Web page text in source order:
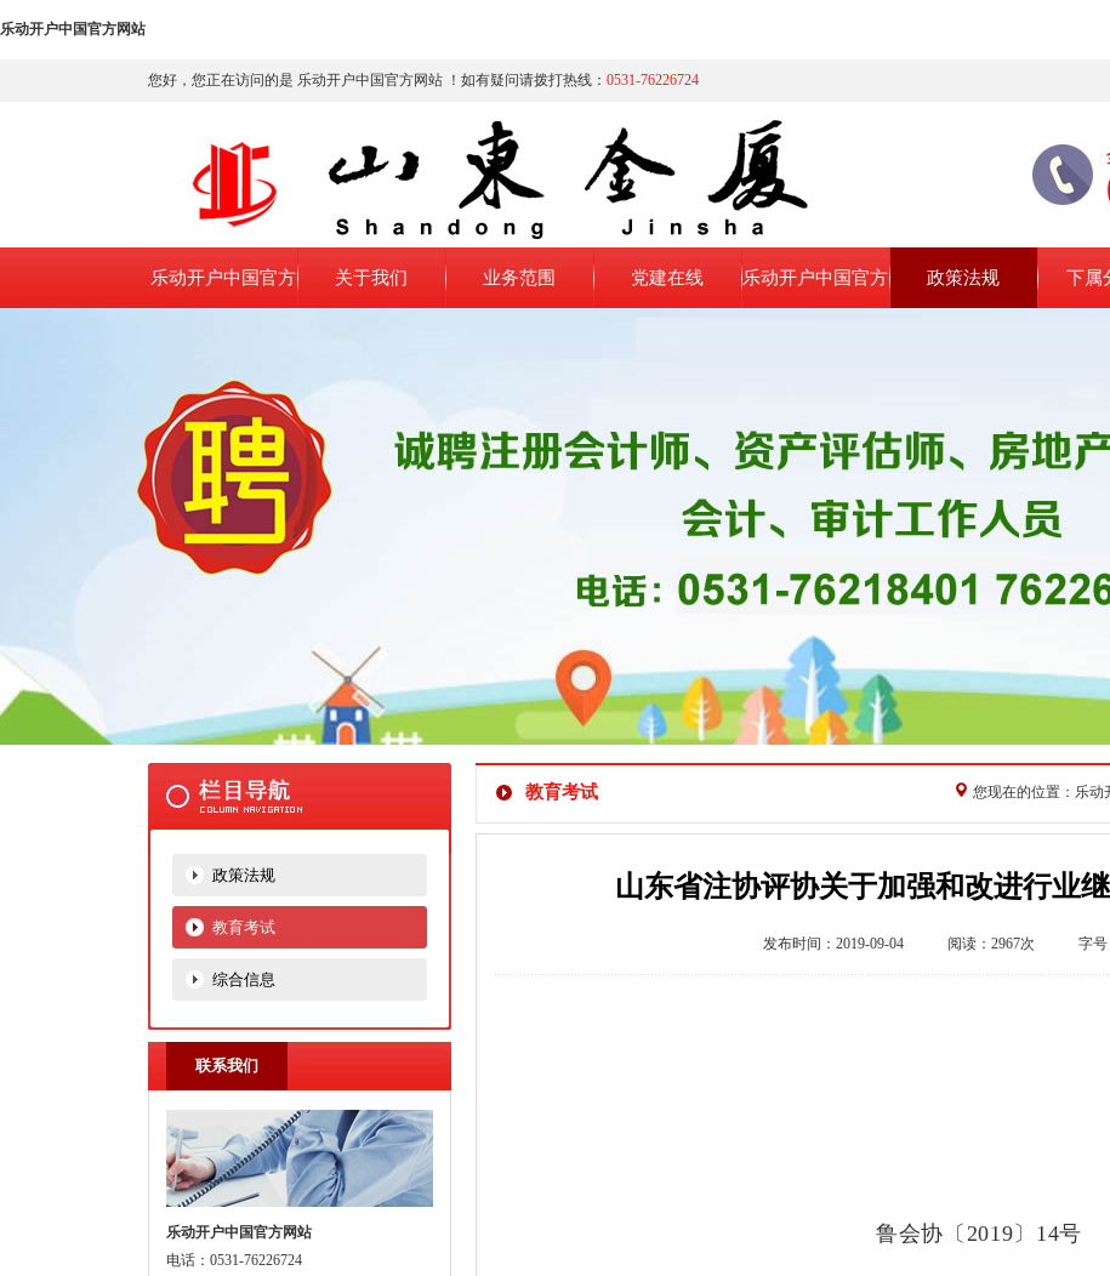
乐动开户中国官方网站
您好，您正在访问的是 乐动开户中国官方网站 ！如有疑问请拨打热线： 0531-76226724
乐动开户中国官方 关于我们 业务范围 党建在线 乐动开户中国官方 政策法规 下属
政策法规
教育考试
综合信息
联系我们
乐动开户中国官方网站
电话：0531-76226724
教育考试 您现在的位置： 乐动
山东省注协评协关于加强和改进行业
发布时间：2019-09-04 阅读：2967次 字号
鲁会协〔 2019 〕 14号